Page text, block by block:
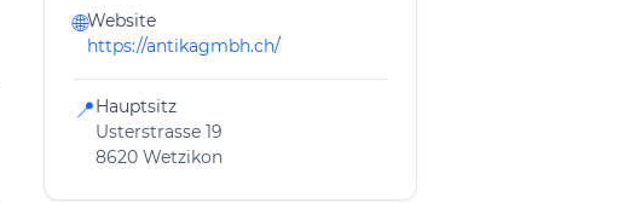
🌐Website
https://antikagmbh.ch/
📍Hauptsitz
Usterstrasse 19
8620 Wetzikon